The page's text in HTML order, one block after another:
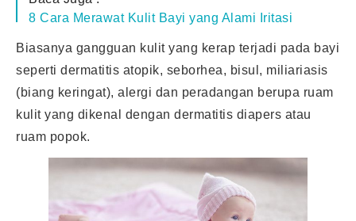
8 Cara Merawat Kulit Bayi yang Alami Iritasi
Biasanya gangguan kulit yang kerap terjadi pada bayi
seperti dermatitis atopik, seborhea, bisul, miliariasis
(biang keringat), alergi dan peradangan berupa ruam
kulit yang dikenal dengan dermatitis diapers atau
ruam popok.